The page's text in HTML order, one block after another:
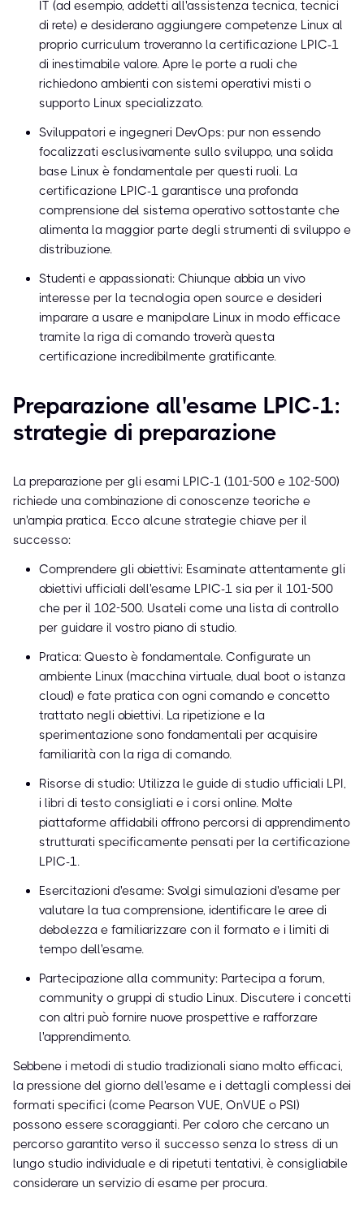
IT (ad esempio, addetti all'assistenza tecnica, tecnici
di rete) e desiderano aggiungere competenze Linux al
proprio curriculum troveranno la certificazione LPIC-1
di inestimabile valore. Apre le porte a ruoli che
richiedono ambienti con sistemi operativi misti o
supporto Linux specializzato.
Sviluppatori e ingegneri DevOps: pur non essendo
focalizzati esclusivamente sullo sviluppo, una solida
base Linux è fondamentale per questi ruoli. La
certificazione LPIC-1 garantisce una profonda
comprensione del sistema operativo sottostante che
alimenta la maggior parte degli strumenti di sviluppo e
distribuzione.
Studenti e appassionati: Chiunque abbia un vivo
interesse per la tecnologia open source e desideri
imparare a usare e manipolare Linux in modo efficace
tramite la riga di comando troverà questa
certificazione incredibilmente gratificante.
Preparazione all'esame LPIC-1:
strategie di preparazione
La preparazione per gli esami LPIC-1 (101-500 e 102-500)
richiede una combinazione di conoscenze teoriche e
un'ampia pratica. Ecco alcune strategie chiave per il
successo:
Comprendere gli obiettivi: Esaminate attentamente gli
obiettivi ufficiali dell'esame LPIC-1 sia per il 101-500
che per il 102-500. Usateli come una lista di controllo
per guidare il vostro piano di studio.
Pratica: Questo è fondamentale. Configurate un
ambiente Linux (macchina virtuale, dual boot o istanza
cloud) e fate pratica con ogni comando e concetto
trattato negli obiettivi. La ripetizione e la
sperimentazione sono fondamentali per acquisire
familiarità con la riga di comando.
Risorse di studio: Utilizza le guide di studio ufficiali LPI,
i libri di testo consigliati e i corsi online. Molte
piattaforme affidabili offrono percorsi di apprendimento
strutturati specificamente pensati per la certificazione
LPIC-1.
Esercitazioni d'esame: Svolgi simulazioni d'esame per
valutare la tua comprensione, identificare le aree di
debolezza e familiarizzare con il formato e i limiti di
tempo dell'esame.
Partecipazione alla community: Partecipa a forum,
community o gruppi di studio Linux. Discutere i concetti
con altri può fornire nuove prospettive e rafforzare
l'apprendimento.
Sebbene i metodi di studio tradizionali siano molto efficaci,
la pressione del giorno dell'esame e i dettagli complessi dei
formati specifici (come Pearson VUE, OnVUE o PSI)
possono essere scoraggianti. Per coloro che cercano un
percorso garantito verso il successo senza lo stress di un
lungo studio individuale e di ripetuti tentativi, è consigliabile
considerare un servizio di esame per procura.